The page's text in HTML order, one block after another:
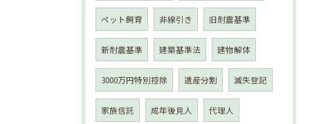
ペット飼育 非線引き 旧耐震基準
新耐震基準 建築基準法 建物解体
3000万円特別控除 遺産分割 滅失登記
家族信託 成年後見人 代理人